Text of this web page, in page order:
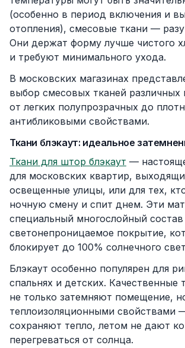
(особенно в период включения и
отопления), смесовые ткани —
Они держат форму лучше чистого
и требуют минимального ухода.
В московских магазинах
выбор смесовых тканей
от легких полупрозрачных до
антибликовыми свойствами.
Ткани блэкаут: идеальное
Ткани для штор блэкаут —
для московских квартир,
освещенные улицы, или для тех,
ночную смену и спит днем. Эти
специальный многослойный
светонепроницаемое покрытие,
блокирует до 100% солнечного
Блэкаут особенно популярен для
спальнях и детских. Качественные
не только затемняют помещение,
теплоизоляционными свойствами
сохраняют тепло, летом не дают
перегреваться от солнца.